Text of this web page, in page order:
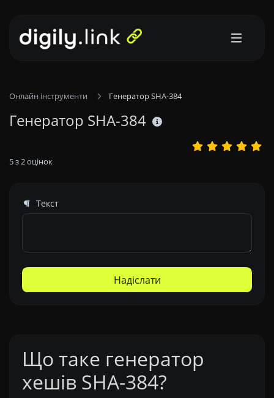
Онлайн інструменти Генератор SHA-384
Генератор SHA-384
5з2оцінок
Текст
Надіслати
Що таке генератор
хешів SHA-384?